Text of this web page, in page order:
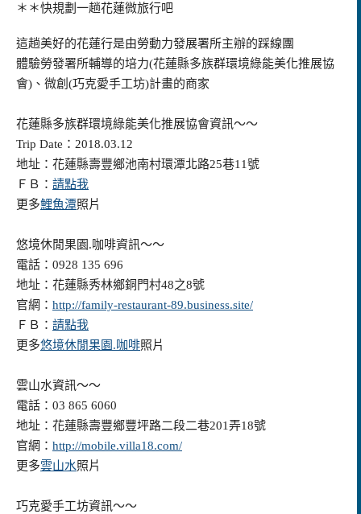
＊＊快規劃一趟花蓮微旅行吧
這趟美好的花蓮行是由勞動力發展署所主辦的踩線團
體驗勞發署所輔導的培力(花蓮縣多族群環境綠能美化推展協
會)、微創(巧克愛手工坊)計畫的商家
花蓮縣多族群環境綠能美化推展協會資訊～～
Trip Date：2018.03.12
地址：花蓮縣壽豐鄉池南村環潭北路25巷11號
ＦＢ： 請點我
更多鯉魚潭照片
悠境休閒果園.咖啡資訊～～
電話：0928 135 696
地址：花蓮縣秀林鄉銅門村48之8號
官網： http://family-restaurant-89.business.site/
ＦＢ： 請點我
更多悠境休閒果園.咖啡照片
雲山水資訊～～
電話：03 865 6060
地址：花蓮縣壽豐鄉豐坪路二段二巷201弄18號
官網： http://mobile.villa18.com/
更多雲山水照片
巧克愛手工坊資訊～～